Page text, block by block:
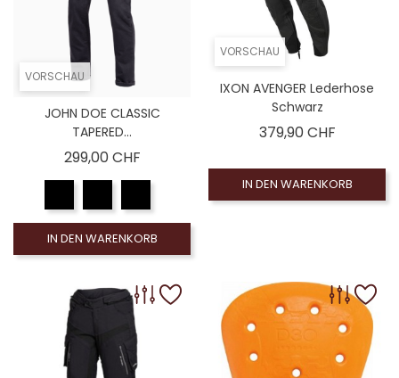
VORSCHAU
JOHN DOE CLASSIC
TAPERED...
299,00 CHFPreis
IN DEN WARENKORB
VORSCHAU
IXON AVENGER Lederhose
Schwarz
379,90 CHFPreis
IN DEN WARENKORB